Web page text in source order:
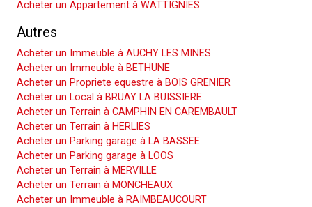
Acheter un Appartement à WATTIGNIES
Autres
Acheter un Immeuble à AUCHY LES MINES
Acheter un Immeuble à BETHUNE
Acheter un Propriete equestre à BOIS GRENIER
Acheter un Local à BRUAY LA BUISSIERE
Acheter un Terrain à CAMPHIN EN CAREMBAULT
Acheter un Terrain à HERLIES
Acheter un Parking garage à LA BASSEE
Acheter un Parking garage à LOOS
Acheter un Terrain à MERVILLE
Acheter un Terrain à MONCHEAUX
Acheter un Immeuble à RAIMBEAUCOURT